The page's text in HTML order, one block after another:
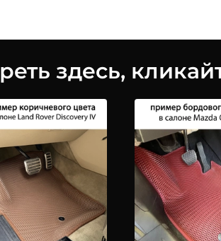
здесь,